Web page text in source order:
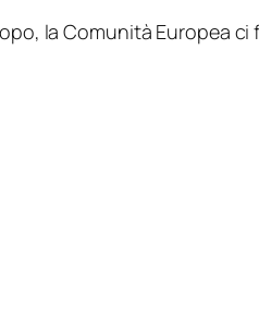
la Comunità Europea ci